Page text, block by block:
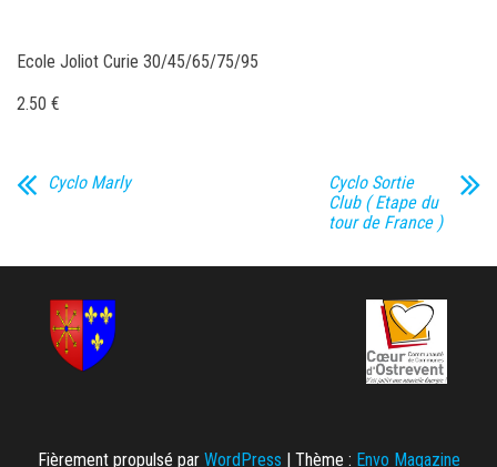
Ecole Joliot Curie 30/45/65/75/95
2.50 €
Cyclo Marly
Cyclo Sortie
Club ( Etape du
tour de France )
Fièrement propulsé par WordPress | Thème : Envo Magazine